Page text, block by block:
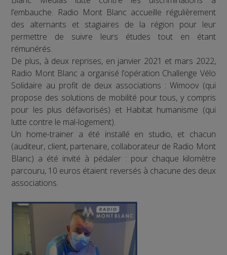
l’embauche. Radio Mont Blanc accueille régulièrement
des alternants et stagiaires de la région pour leur
permettre de suivre leurs études tout en étant
rémunérés.
De plus, à deux reprises, en janvier 2021 et mars 2022,
Radio Mont Blanc a organisé l’opération Challenge Vélo
Solidaire au profit de deux associations : Wimoov (qui
propose des solutions de mobilité pour tous, y compris
pour les plus défavorisés) et Habitat humanisme (qui
lutte contre le mal-logement).
Un home-trainer a été installé en studio, et chacun
(auditeur, client, partenaire, collaborateur de Radio Mont
Blanc) a été invité à pédaler : pour chaque kilomètre
parcouru, 10 euros étaient reversés à chacune des deux
associations.